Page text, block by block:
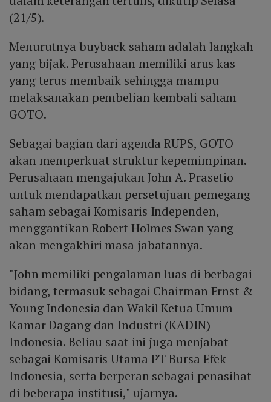
(21/5).
Menurutnya buyback saham adalah langkah
yang bijak. Perusahaan memiliki arus kas
yang terus membaik sehingga mampu
melaksanakan pembelian kembali saham
GOTO.
Sebagai bagian dari agenda RUPS, GOTO
akan memperkuat struktur kepemimpinan.
Perusahaan mengajukan John A. Prasetio
untuk mendapatkan persetujuan pemegang
saham sebagai Komisaris Independen,
menggantikan Robert Holmes Swan yang
akan mengakhiri masa jabatannya.
"John memiliki pengalaman luas di berbagai
bidang, termasuk sebagai Chairman Ernst &
Young Indonesia dan Wakil Ketua Umum
Kamar Dagang dan Industri (KADIN)
Indonesia. Beliau saat ini juga menjabat
sebagai Komisaris Utama PT Bursa Efek
Indonesia, serta berperan sebagai penasihat
di beberapa institusi," ujarnya.